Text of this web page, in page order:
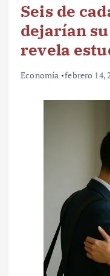
Seis de
dejarían
revela
Economía febrero 14,